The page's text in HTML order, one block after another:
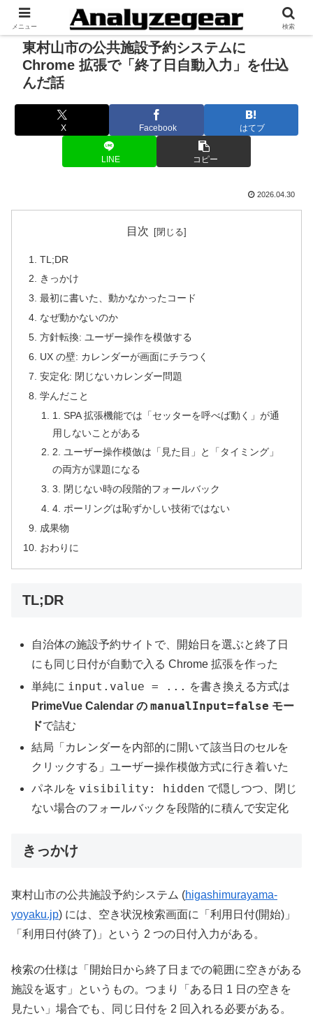
東村山市の公共施設予約システムに
Chrome 拡張で「終了日自動入力」を仕込
んだ話
X Facebook はてブ
LINE コピー
2026.04.30
目次
TL;DR
きっかけ
最初に書いた、動かなかったコード
なぜ動かないのか
方針転換: ユーザー操作を模倣する
UX の壁: カレンダーが画面にチラつく
安定化: 閉じないカレンダー問題
学んだこと
1. SPA 拡張機能では「セッターを呼べば動く」が通
用しないことがある
2. ユーザー操作模倣は「見た目」と「タイミング」
の両方が課題になる
3. 閉じない時の段階的フォールバック
4. ポーリングは恥ずかしい技術ではない
成果物
おわりに
TL;DR
自治体の施設予約サイトで、開始日を選ぶと終了日
にも同じ日付が自動で入る Chrome 拡張を作った
単純に input.value = ... を書き換える方式は
PrimeVue Calendar のmanualInput=false モー
ドで詰む
結局「カレンダーを内部的に開いて該当日のセルを
クリックする」ユーザー操作模倣方式に行き着いた
パネルを visibility: hidden で隠しつつ、閉じ
ない場合のフォールバックを段階的に積んで安定化
きっかけ
東村山市の公共施設予約システム (higashimurayama-
yoyaku.jp) には、空き状況検索画面に「利用日付(開始)」
「利用日付(終了)」という 2 つの日付入力がある。
検索の仕様は「開始日から終了日までの範囲に空きがある
施設を返す」というもの。つまり「ある日 1 日の空きを
見たい」場合でも、同じ日付を 2 回入れる必要がある。
メニュー 検索